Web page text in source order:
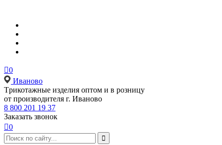
0
Иваново
Tрикотажные изделия оптом и в розницу
от производителя г. Иваново
8 800 201 19 37
Заказать звонок
0
